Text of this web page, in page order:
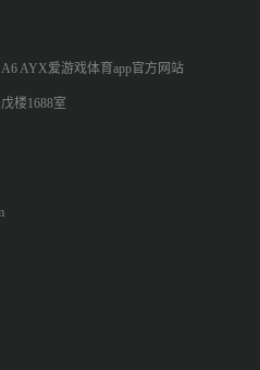
AYX爱游戏体育app官方网站
楼1688室